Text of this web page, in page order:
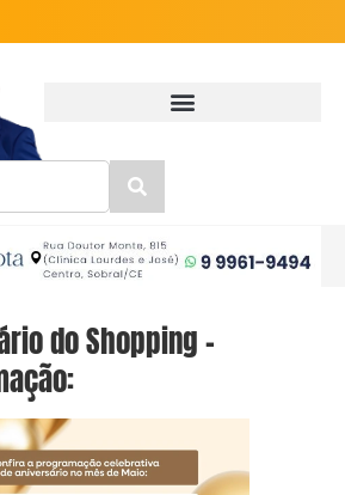
do Shopping –